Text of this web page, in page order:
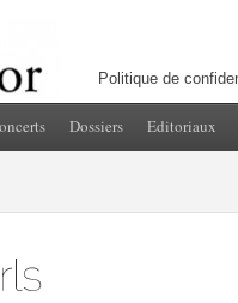
Politique de
Dossiers Editoriaux